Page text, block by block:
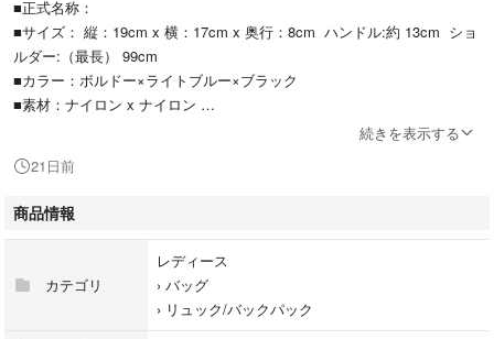
■正式名称：
■サイズ： 縦：19cm x 横：17cm x 奥行：8cm ハンドル:約 13cm ショ
ルダー:（最長） 99cm
■カラー：ボルドー×ライトブルー×ブラック
■素材：ナイロン x ナイロン
ファスナーポケット x 1
■付属品： 本体のみ
■商品番号：h31095k
こちらの商品はラクマ公式パートナーのブランドバリューによって出品さ
れています。
続きを表示する
21日前
商品情報
カテゴリ
レディース
› バッグ
› リュック/バックパック